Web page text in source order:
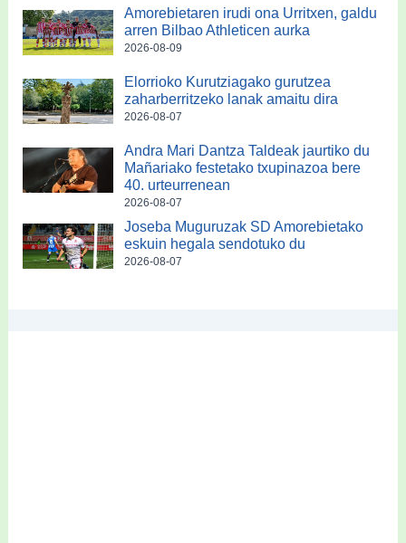
Amorebietaren irudi ona Urritxen, galdu
arren Bilbao Athleticen aurka
2026-08-09
Elorrioko Kurutziagako gurutzea
zaharberritzeko lanak amaitu dira
2026-08-07
Andra Mari Dantza Taldeak jaurtiko du
Mañariako festetako txupinazoa bere
40. urteurrenean
2026-08-07
Joseba Muguruzak SD Amorebietako
eskuin hegala sendotuko du
2026-08-07